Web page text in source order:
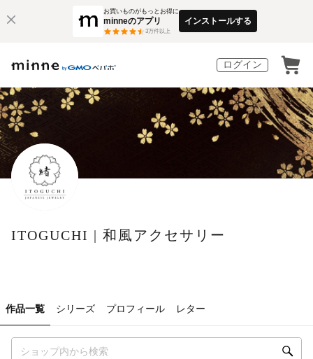
お買いものがもっとお得に
minneのアプリ
3万件以上
インストールする
ログイン
ITOGUCHI | 和風アクセサリー
作品一覧 シリーズ プロフィール レター